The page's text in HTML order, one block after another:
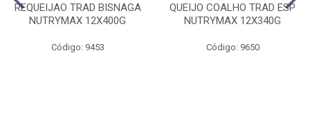
REQUEIJAO TRAD BISNAGA
NUTRYMAX 12X400G
Código: 9453
QUEIJO COALHO TRAD ESP
NUTRYMAX 12X340G
Código: 9650